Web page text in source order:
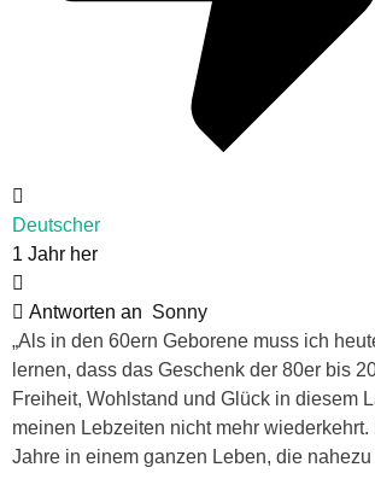
Deutscher
1 Jahr her
Antworten an Sonny
„Als in den 60ern Geborene muss ich
lernen, dass das Geschenk der 80er bis
Freiheit, Wohlstand und Glück in diesem
meinen Lebzeiten nicht mehr wiederkehrt.
Jahre in einem ganzen Leben, die nahezu